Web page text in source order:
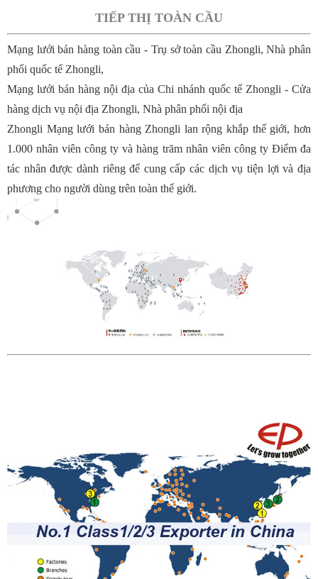
TIẾP THỊ TOÀN CẦU
Mạng lưới bán hàng toàn cầu - Trụ sở toàn cầu Zhongli, Nhà phân
phối quốc tế Zhongli,
Mạng lưới bán hàng nội địa của Chi nhánh quốc tế Zhongli - Cửa
hàng dịch vụ nội địa Zhongli, Nhà phân phối nội địa
Zhongli Mạng lưới bán hàng Zhongli lan rộng khắp thế giới, hơn
1.000 nhân viên công ty và hàng trăm nhân viên công ty Điểm đa
tác nhân được dành riêng để cung cấp các dịch vụ tiện lợi và địa
phương cho người dùng trên toàn thế giới.